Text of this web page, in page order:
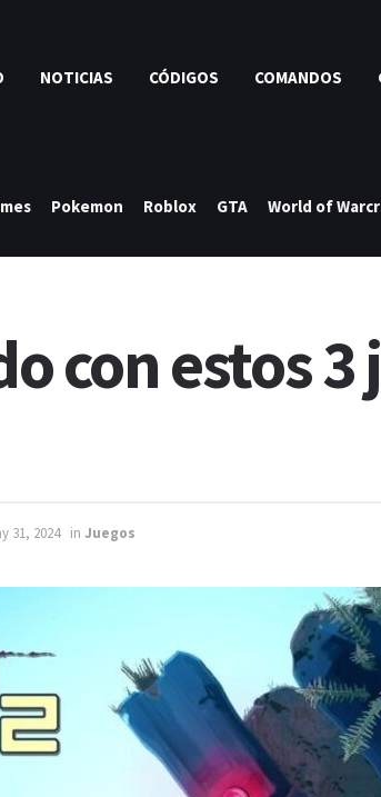
NOTICIAS CÓDIGOS COMANDOS
Pokemon Roblox GTA World of
con estos 3
31, 2024 in Juegos